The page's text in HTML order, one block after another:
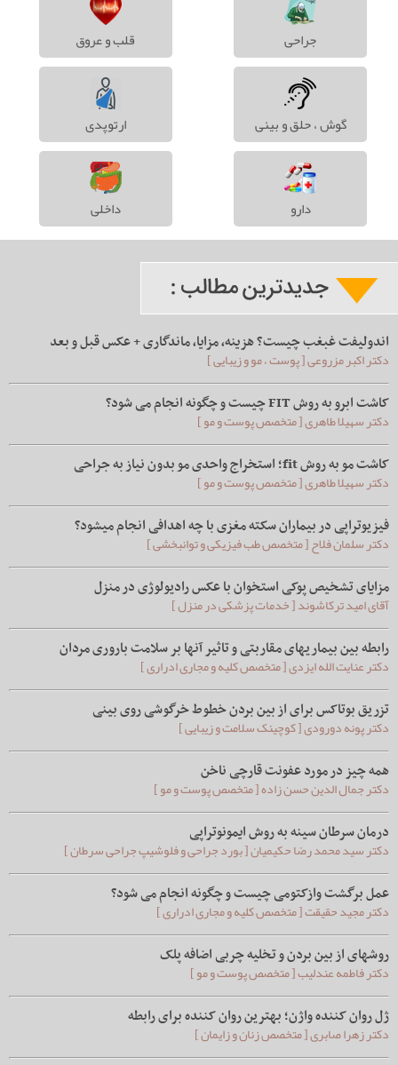
جراحی قلب و عروق
گوش ، حلق و بینی ارتوپدی
دارو داخلی
اندولیفت غبغب چیست؟ هزینه، مزایا، ماندگاری + عکس قبل و بعد
دکتر اکبر مزروعی [ پوست ، مو و زیبایی ]
کاشت ابرو به روش FIT چیست و چگونه انجام می شود؟
دکتر سهیلا طاهری [ متخصص پوست و مو ]
کاشت مو به روش fit؛ استخراج واحدی مو بدون نیاز به جراحی
دکتر سهیلا طاهری [ متخصص پوست و مو ]
فیزیوتراپی در بیماران سکته مغزی با چه اهدافی انجام میشود؟
دکتر سلمان فلاح [ متخصص طب فیزیکی و توانبخشی ]
مزایای تشخیص پوکی استخوان با عکس رادیولوژی در منزل
آقای امید ترکاشوند [ خدمات پزشکی در منزل ]
رابطه بین بیماریهای مقاربتی و تاثیر آنها بر سلامت باروری مردان
دکتر عنایت الله ایزدی [ متخصص کلیه و مجاری ادراری ]
تزریق بوتاکس برای از بین بردن خطوط خرگوشی روی بینی
دکتر پونه دورودی [ کوچینک سلامت و زیبایی ]
همه چیز در مورد عفونت قارچی ناخن
دکتر جمال الدین حسن زاده [ متخصص پوست و مو ]
درمان سرطان سینه به روش ایمونوتراپی
دکتر سید محمد رضا حکیمیان [ بورد جراحی و فلوشیپ جراحی سرطان ]
عمل برگشت وازکتومی چیست و چگونه انجام می شود؟
دکتر مجید حقیقت [ متخصص کلیه و مجاری ادراری ]
روشهای از بین بردن و تخلیه چربی اضافه پلک
دکتر فاطمه عندلیب [ متخصص پوست و مو ]
ژل روان کننده واژن؛ بهترین روان کننده برای رابطه
دکتر زهرا صابری [ متخصص زنان و زایمان ]